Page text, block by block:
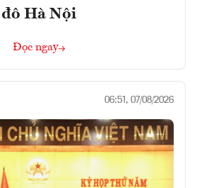
đô Hà Nội
Đọc ngay
06:51, 07/08/2026